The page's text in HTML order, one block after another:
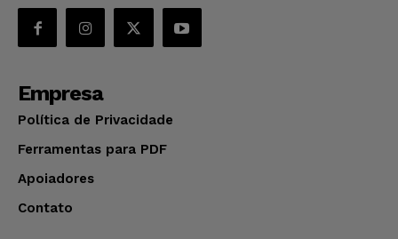
Empresa
Política de Privacidade
Ferramentas para PDF
Apoiadores
Contato